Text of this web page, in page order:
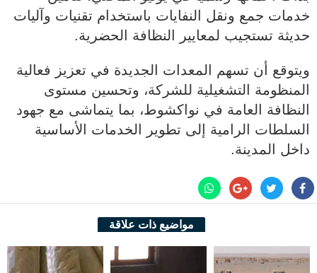
خدمات جمع ونقل النفايات باستخدام تقنيات وآليات
حديثة تستجيب لمعايير النظافة الحضرية.
ويتوقع أن تسهم المعدات الجديدة في تعزيز فعالية
المنظومة التشغيلية للشركة، وتحسين مستوى
النظافة العامة في نواكشوط، بما يتماشى مع جهود
السلطات الرامية إلى تطوير الخدمات الأساسية
داخل المدينة.
مواضيع ذات علاقة